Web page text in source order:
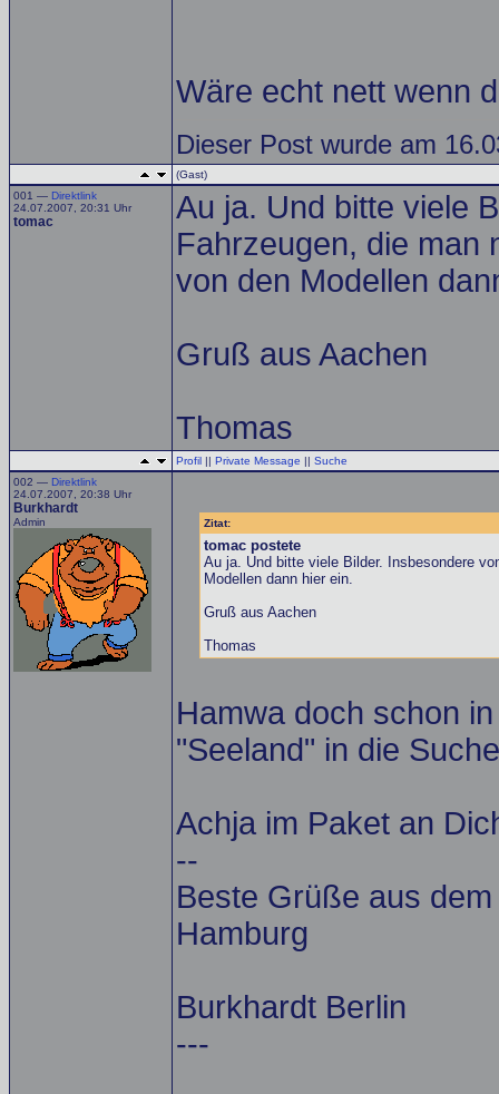
Wäre echt nett wenn
Dieser Post wurde am
(Gast)
001 — Direktlink
24.07.2007, 20:31 Uhr
tomac
Au ja. Und bitte viele
Fahrzeugen, die man
von den Modellen
Gruß aus Aachen
Thomas
Profil || Private Message || Suche
002 — Direktlink
24.07.2007, 20:38 Uhr
Burkhardt
Admin Zitat:
tomac postete
Au ja. Und bitte viele Bilder. Insbesondere
Modellen dann hier ein.
Gruß aus Aachen
Thomas
Hamwa doch schon
"Seeland" in die
Achja im Paket an
--
Beste Grüße aus
Hamburg
Burkhardt Berlin
---